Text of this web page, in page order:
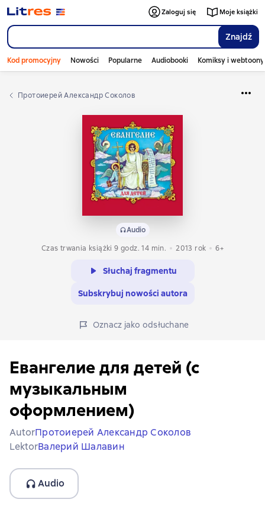
Znajdź
Zaloguj się Moje książki
Kod promocyjny Nowości Popularne Audiobooki Komiksy i webtoony
Протоиерей Александр Соколов
Audio
Czas trwania książki 9 godz. 14 min.
2013 rok 6+
Słuchaj fragmentu
Subskrybuj nowości autora
Oznacz jako odsłuchane
Евангелие для детей (с
музыкальным
оформлением)
AutorПротоиерей Александр Соколов
LektorВалерий Шалавин
Audio